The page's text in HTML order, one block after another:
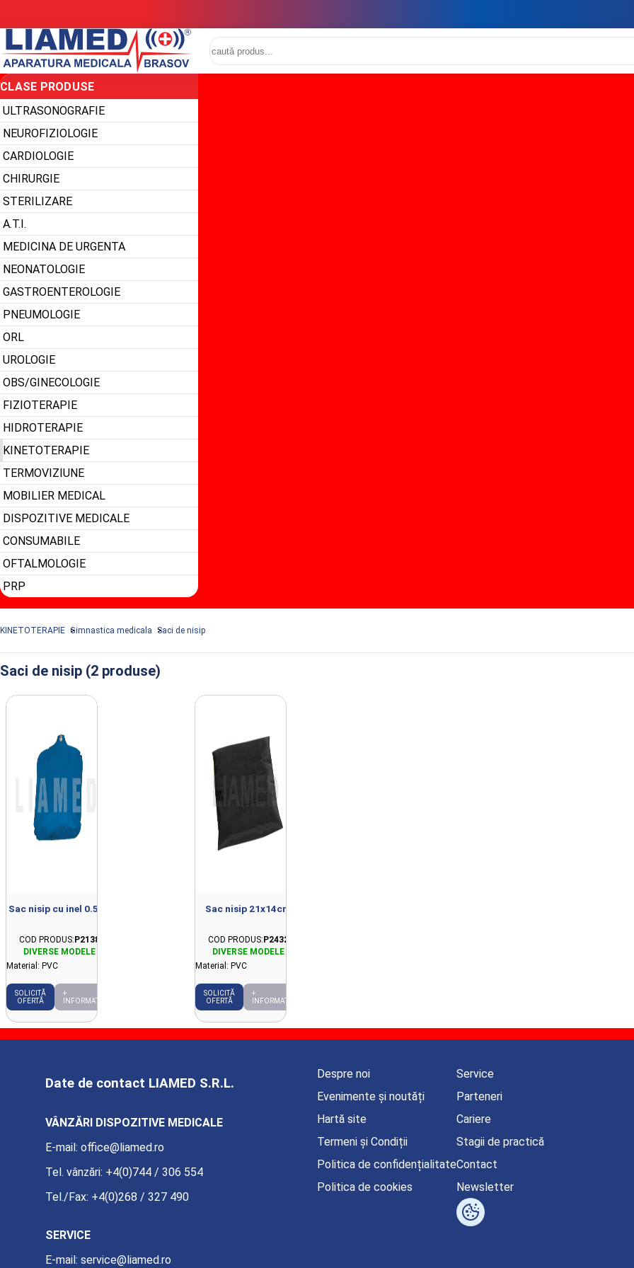
CLASE PRODUSE
ULTRASONOGRAFIE
NEUROFIZIOLOGIE
CARDIOLOGIE
CHIRURGIE
STERILIZARE
A.T.I.
MEDICINA DE URGENTA
NEONATOLOGIE
GASTROENTEROLOGIE
PNEUMOLOGIE
ORL
UROLOGIE
OBS/GINECOLOGIE
FIZIOTERAPIE
HIDROTERAPIE
KINETOTERAPIE
TERMOVIZIUNE
MOBILIER MEDICAL
DISPOZITIVE MEDICALE
CONSUMABILE
OFTALMOLOGIE
PRP
KINETOTERAPIE Gimnastica medicala Saci de nisip
Saci de nisip (2 produse)
Sac nisip cu inel 0.5kg
COD PRODUS: P2138
Material: PVC
SOLICITĂ
OFERTĂ
+
INFORMAȚII
Sac nisip 21x14cm
COD PRODUS: P2432
Material: PVC
SOLICITĂ
OFERTĂ
+
INFORMAȚII
Date de contact LIAMED S.R.L.
VÂNZĂRI DISPOZITIVE MEDICALE
E-mail: office@liamed.ro
Tel. vânzări: +4(0)744 / 306 554
Tel./Fax: +4(0)268 / 327 490
SERVICE
E-mail: service@liamed.ro
Despre noi
Evenimente și noutăți
Hartă site
Termeni și Condiții
Politica de confidențialitate
Politica de cookies
Service
Parteneri
Cariere
Stagii de practică
Contact
Newsletter